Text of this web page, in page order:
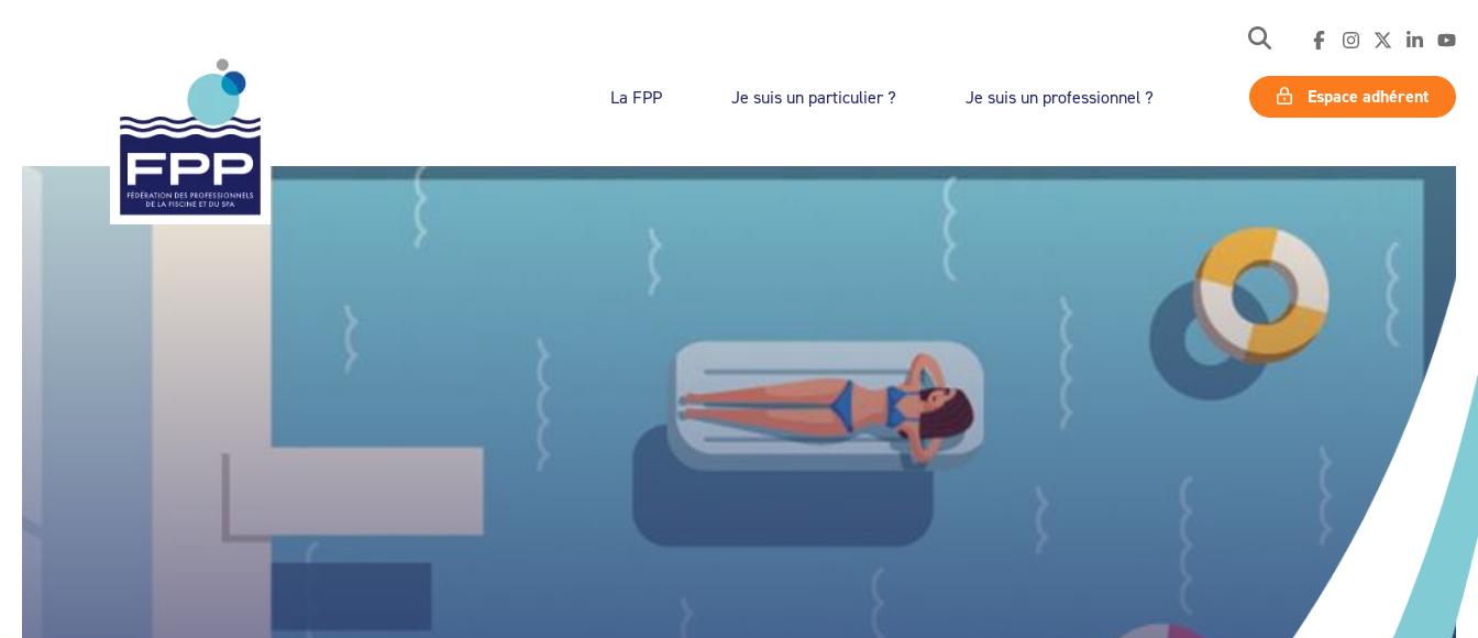
La FPP Je suis un particulier ? Je suis un professionnel ? Espace adhérent